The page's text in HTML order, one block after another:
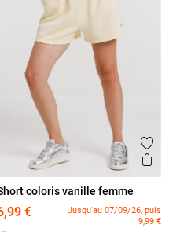
aux favoris
rapide
coloris vanille femme
€
Jusqu'au 07/09/26, puis
9,99 €